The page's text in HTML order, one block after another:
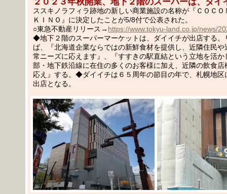
ススキノラフィラ跡地の新しい商業施設の名称が『ＣＯＣ
ＫＩＮＯ』に決定したことが5/8付で公表された。
○東急不動産リリース→ https://www.tokyu-land.co.jp/news/
◆地下２階のスーパーマーケットは、ダイイチが出店する。
ば、『北海道企業ならではの新鮮食材を提供し、近隣住民や
常ニーズに応えます』、『すすきの駅直結という立地を活か
部・地下鉄沿線に在住の多くのお客様に加え、近隣の飲食店
応え』する。◆ダイイチは６５周年の節目の年で、札幌地区
出店となる。